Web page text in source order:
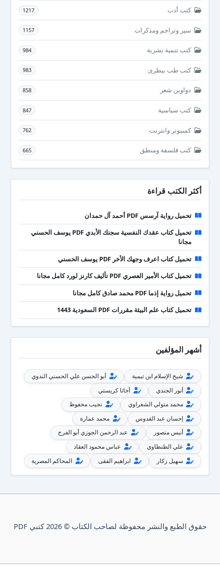
كتب أدب 1217
سير وتراجم ومذكرات 1157
كتب تنمية بشرية 984
كتب طب بيطرى 983
دواوين شعر 858
كتب سياسية 847
كمبيوتر وانترنت 762
كتب فلسفة ومنطق 665
أكثر الكتب قراءة
تحميل رواية آرسس PDF أحمد آل حمدان
تحميل كتاب عقدك النفسية سجنك الأبدي PDF يوسف الحسني
مجانا
تحميل كتاب اعرف وجهك الأخر PDF يوسف الحسني
تحميل كتاب الأمير العصري PDF تأليف كارنز لورد كامل مجانا
تحميل رواية إذما PDF محمد صادق كامل مجانا
تحميل كتاب علم البيئة مقررات PDF السعودية 1443
أشهر المؤلفين
شيخ الإسلام ابن تيمية
أبو الحسن علي الحسني الندوي
أنور الجندي
أجاثا كريستي
محمد متولي الشعراوي
نجيب محفوظ
إحسان عبد القدوس
محمد عمارة
أنيس منصور
عبد الرحمن الجوزي أبو الفرج
علي الطنطاوي
عباس محمود العقاد
سهيل زكار
ابراهيم الفقى المحاكم المصرية
حقوق الطبع والنشر محفوظة لصاحب الكتاب © 2026 كتبي PDF